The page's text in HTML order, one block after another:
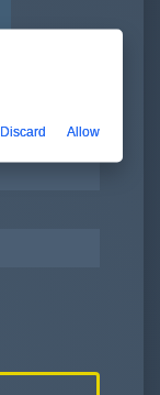
Discard Allow